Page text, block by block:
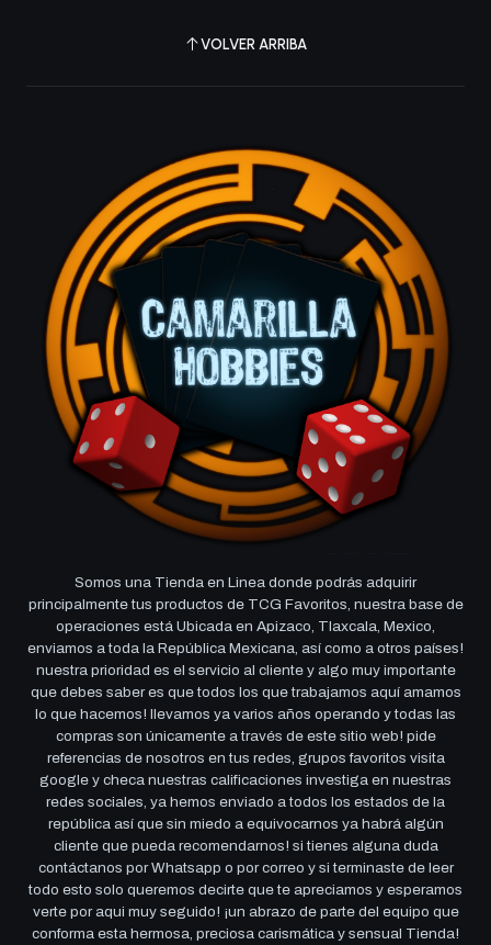
VOLVER ARRIBA
Somos una Tienda en Linea donde podrás adquirir
principalmente tus productos de TCG Favoritos, nuestra base de
operaciones está Ubicada en Apizaco, Tlaxcala, Mexico,
enviamos a toda la República Mexicana, así como a otros países!
nuestra prioridad es el servicio al cliente y algo muy importante
que debes saber es que todos los que trabajamos aquí amamos
lo que hacemos! llevamos ya varios años operando y todas las
compras son únicamente a través de este sitio web! pide
referencias de nosotros en tus redes, grupos favoritos visita
google y checa nuestras calificaciones investiga en nuestras
redes sociales, ya hemos enviado a todos los estados de la
república así que sin miedo a equivocarnos ya habrá algún
cliente que pueda recomendarnos! si tienes alguna duda
contáctanos por Whatsapp o por correo y si terminaste de leer
todo esto solo queremos decirte que te apreciamos y esperamos
verte por aqui muy seguido! ¡un abrazo de parte del equipo que
conforma esta hermosa, preciosa carismática y sensual Tienda!